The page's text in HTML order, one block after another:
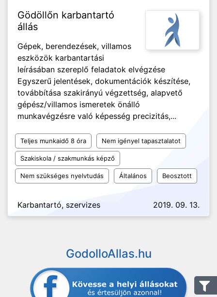
Gödöllőn karbantartó
állás
Gépek, berendezések, villamos
eszközök karbantartási
leírásában szereplő feladatok elvégzése
Egyszerű jelentések, dokumentációk készítése,
továbbítása szakirányú végzettség, alapvető
gépész/villamos ismeretek önálló
munkavégzésre való képesség precizitás,...
Teljes munkaidő 8 óra Nem igényel tapasztalatot
Szakiskola / szakmunkás képző
Nem szükséges nyelvtudás Általános Beosztott
Karbantartó, szervizes 2019. 09. 13.
GodolloAllas.hu